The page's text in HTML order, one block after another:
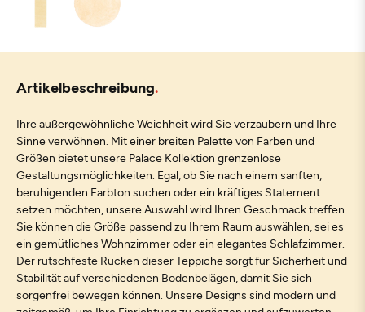
Artikelbeschreibung
Ihre außergewöhnliche Weichheit wird Sie verzaubern und Ihre
Sinne verwöhnen. Mit einer breiten Palette von Farben und
Größen bietet unsere Palace Kollektion grenzenlose
Gestaltungsmöglichkeiten. Egal, ob Sie nach einem sanften,
beruhigenden Farbton suchen oder ein kräftiges Statement
setzen möchten, unsere Auswahl wird Ihren Geschmack treffen.
Sie können die Größe passend zu Ihrem Raum auswählen, sei es
ein gemütliches Wohnzimmer oder ein elegantes Schlafzimmer.
Der rutschfeste Rücken dieser Teppiche sorgt für Sicherheit und
Stabilität auf verschiedenen Bodenbelägen, damit Sie sich
sorgenfrei bewegen können. Unsere Designs sind modern und